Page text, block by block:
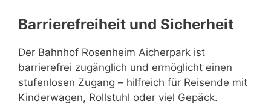
Barrierefreiheit und Sicherheit
Der Bahnhof Rosenheim Aicherpark ist
barrierefrei zugänglich und ermöglicht einen
stufenlosen Zugang – hilfreich für Reisende mit
Kinderwagen, Rollstuhl oder viel Gepäck.